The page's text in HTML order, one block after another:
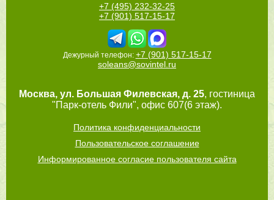
+7 (495) 232-32-25
+7 (901) 517-15-17
Дежурный телефон: +7 (901) 517-15-17
soleans@sovintel.ru
Москва, ул. Большая Филевская, д. 25, гостиница
"Парк-отель Фили", офис 607(6 этаж).
Политика конфиденциальности
Пользовательское соглашение
Информированное согласие пользователя сайта